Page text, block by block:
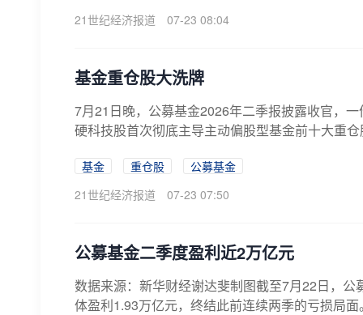
21世纪经济报道
07-23 08:04
基金重仓股大洗牌
7月21日晚，公募基金2026年二季报披露收官，
硬科技股首次彻底主导主动偏股型基金前十大重
基金 重仓股
公募基金
21世纪经济报道
07-23 07:50
公募基金二季度盈利近2万亿元
数据来源：新华财经谢达斐制图截至7月22日，
体盈利1.93万亿元，终结此前连续两季的亏损局